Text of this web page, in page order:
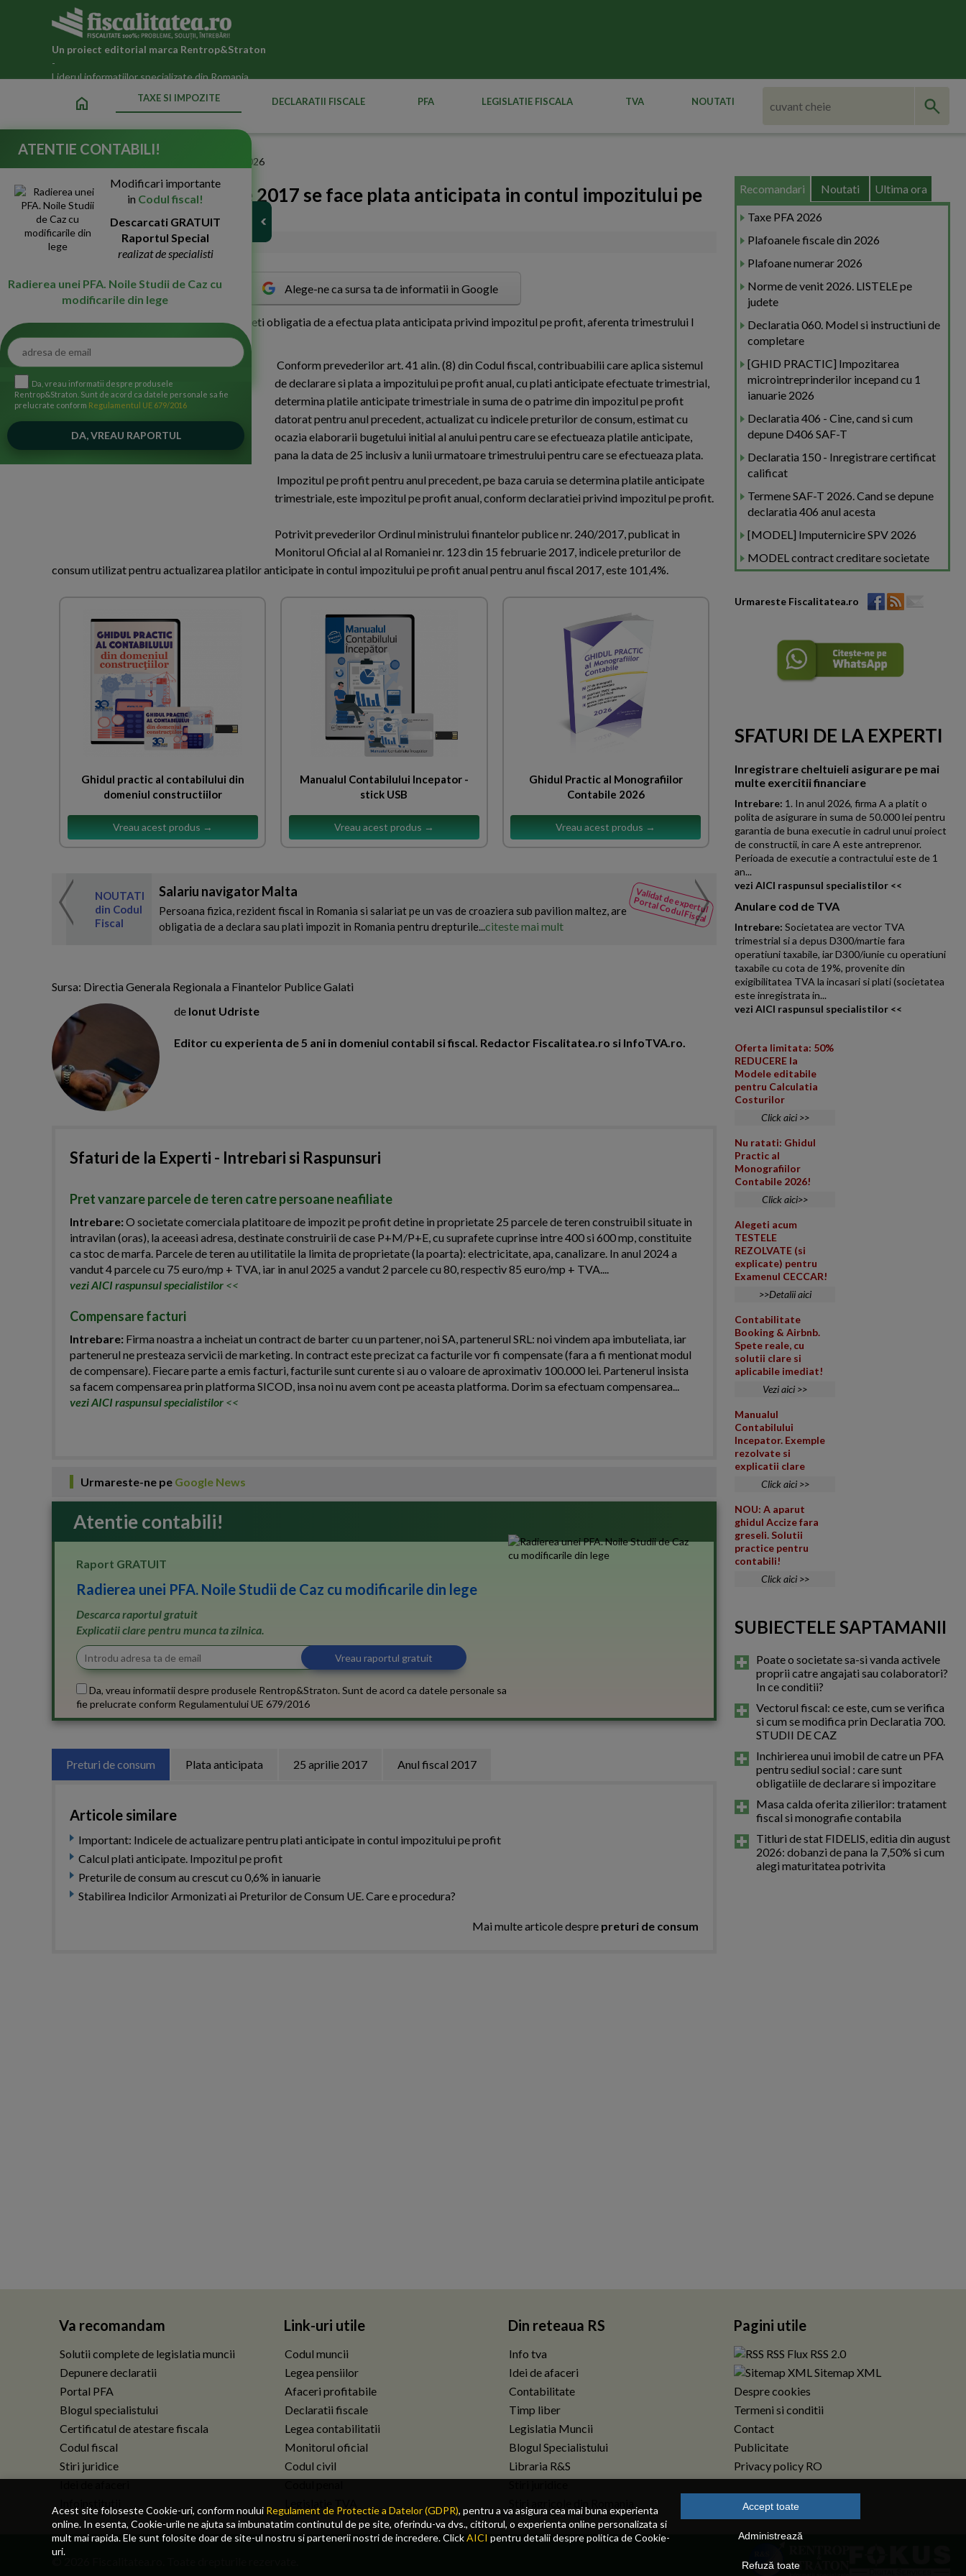
Acest site foloseste Cookie-uri, conform noului Regulament de Protectie a Datelor (GDPR), pentru a va asigura cea mai buna experienta
online. In esenta, Cookie-urile ne ajuta sa imbunatatim continutul de pe site, oferindu-va dvs., cititorul, o experienta online personalizata si
mult mai rapida. Ele sunt folosite doar de site-ul nostru si partenerii nostri de incredere. ClickAICI pentru detalii despre politica de Cookie-
uri.
Accept toate
Administrează
Refuză toate
Un proiect editorial marca Rentrop&Straton
-
Liderul informatiilor specializate din Romania
home TAXE SI IMPOZITE DECLARATII FISCALE PFA LEGISLATIE FISCALA TVA NOUTATI
Taxe si impozite datorate statului in 2026
ANAF: Pana la 25 aprilie 2017 se face plata anticipata in contul impozitului pe
profit anual
04-Apr-2017 2115
Alege-ne ca sursa ta de informatii in Google
Va informam ca, pana marti, 25 aprilie, aveti obligatia de a efectua plata anticipata privind impozitul pe profit, aferenta trimestrului I
2017.
Conform prevederilor art. 41 alin. (8) din Codul fiscal, contribuabilii care aplica sistemul
de declarare si plata a impozitului pe profit anual, cu plati anticipate efectuate trimestrial,
determina platile anticipate trimestriale in suma de o patrime din impozitul pe profit
datorat pentru anul precedent, actualizat cu indicele preturilor de consum, estimat cu
ocazia elaborarii bugetului initial al anului pentru care se efectueaza platile anticipate,
pana la data de 25 inclusiv a lunii urmatoare trimestrului pentru care se efectueaza plata.
Impozitul pe profit pentru anul precedent, pe baza caruia se determina platile anticipate
trimestriale, este impozitul pe profit anual, conform declaratiei privind impozitul pe profit.
Potrivit prevederilor Ordinul ministrului finantelor publice nr. 240/2017, publicat in
Monitorul Oficial al al Romaniei nr. 123 din 15 februarie 2017, indicele preturilor de
consum utilizat pentru actualizarea platilor anticipate in contul impozitului pe profit anual pentru anul fiscal 2017, este 101,4%.
Ghidul practic al contabilului din
domeniul constructiilor
Vreau acest produs →
Manualul Contabilului Incepator -
stick USB
Vreau acest produs →
Ghidul Practic al Monografiilor
Contabile 2026
Vreau acest produs →
NOUTATI
din Codul
Fiscal
Validat de expertul
Portal Codul Fiscal
Salariu navigator Malta
Persoana fizica, rezident fiscal in Romania si salariat pe un vas de croaziera sub pavilion maltez, are
obligatia de a declara sau plati impozit in Romania pentru drepturile...citeste mai mult
din Codul
Fiscal
Imprumut societatie.
In situatia in care exista
aproba acordarea unei
Sursa: Directia Generala Regionala a Finantelor Publice Galati
de Ionut Udriste
Editor cu experienta de 5 ani in domeniul contabil si fiscal. Redactor Fiscalitatea.ro si InfoTVA.ro.
Sfaturi de la Experti - Intrebari si Raspunsuri
Pret vanzare parcele de teren catre persoane neafiliate
Intrebare:O societate comerciala platitoare de impozit pe profit detine in proprietate 25 parcele de teren construibil situate in
intravilan (oras), la aceeasi adresa, destinate construirii de case P+M/P+E, cu suprafete cuprinse intre 400 si 600 mp, constituite
ca stoc de marfa. Parcele de teren au utilitatile la limita de proprietate (la poarta): electricitate, apa, canalizare. In anul 2024 a
vandut 4 parcele cu 75 euro/mp + TVA, iar in anul 2025 a vandut 2 parcele cu 80, respectiv 85 euro/mp + TVA....
vezi AICI raspunsul specialistilor <<
Compensare facturi
Intrebare: Firma noastra a incheiat un contract de barter cu un partener, noi SA, partenerul SRL: noi vindem apa imbuteliata, iar
partenerul ne presteaza servicii de marketing. In contract este precizat ca facturile vor fi compensate (fara a fi mentionat modul
de compensare). Fiecare parte a emis facturi, facturile sunt curente si au o valoare de aproximativ 100.000 lei. Partenerul insista
sa facem compensarea prin platforma SICOD, insa noi nu avem cont pe aceasta platforma. Dorim sa efectuam compensarea...
vezi AICI raspunsul specialistilor <<
Urmareste-ne pe Google News
Atentie contabili!
Raport GRATUIT
Radierea unei PFA. Noile Studii de Caz cu modificarile din lege
Descarca raportul gratuit
Explicatii clare pentru munca ta zilnica.
Da, vreau informatii despre produsele Rentrop&Straton. Sunt de acord ca datele personale sa
fie prelucrate conform Regulamentului UE 679/2016
Preturi de consum Plata anticipata 25 aprilie 2017 Anul fiscal 2017
Articole similare
Important: Indicele de actualizare pentru plati anticipate in contul impozitului pe profit
Calcul plati anticipate. Impozitul pe profit
Preturile de consum au crescut cu 0,6% in ianuarie
Stabilirea Indicilor Armonizati ai Preturilor de Consum UE. Care e procedura?
Mai multe articole despre preturi de consum
Recomandari Noutati Ultima ora
Taxe PFA 2026
Plafoanele fiscale din 2026
Plafoane numerar 2026
Norme de venit 2026. LISTELE pe
judete
Declaratia 060. Model si instructiuni de
completare
[GHID PRACTIC] Impozitarea
microintreprinderilor incepand cu 1
ianuarie 2026
Declaratia 406 - Cine, cand si cum
depune D406 SAF-T
Declaratia 150 - Inregistrare certificat
calificat
Termene SAF-T 2026. Cand se depune
declaratia 406 anul acesta
[MODEL] Imputernicire SPV 2026
MODEL contract creditare societate
Urmareste Fiscalitatea.ro
SFATURI DE LA EXPERTI
Inregistrare cheltuieli asigurare pe mai
multe exercitii financiare
Intrebare: 1. In anul 2026, firma A a platit o
polita de asigurare in suma de 50.000 lei pentru
garantia de buna executie in cadrul unui proiect
de constructii, in care A este antreprenor.
Perioada de executie a contractului este de 1
an...
vezi AICI raspunsul specialistilor <<
Anulare cod de TVA
Intrebare: Societatea are vector TVA
trimestrial si a depus D300/martie fara
operatiuni taxabile, iar D300/iunie cu operatiuni
taxabile cu cota de 19%, provenite din
exigibilitatea TVA la incasari si plati (societatea
este inregistrata in...
vezi AICI raspunsul specialistilor <<
Oferta limitata: 50%
REDUCERE la
Modele editabile
pentru Calculatia
Costurilor
Click aici >>
Nu ratati: Ghidul
Practic al
Monografiilor
Contabile 2026!
Click aici>>
Alegeti acum
TESTELE
REZOLVATE (si
explicate) pentru
Examenul CECCAR!
>>Detalii aici
Contabilitate
Booking & Airbnb.
Spete reale, cu
solutii clare si
aplicabile imediat!
Vezi aici >>
Manualul
Contabilului
Incepator. Exemple
rezolvate si
explicatii clare
Click aici >>
NOU: A aparut
ghidul Accize fara
greseli. Solutii
practice pentru
contabili!
Click aici >>
SUBIECTELE SAPTAMANII
Poate o societate sa-si vanda activele
proprii catre angajati sau colaboratori?
In ce conditii?
Vectorul fiscal: ce este, cum se verifica
si cum se modifica prin Declaratia 700.
STUDII DE CAZ
Inchirierea unui imobil de catre un PFA
pentru sediul social : care sunt
obligatiile de declarare si impozitare
Masa calda oferita zilierilor: tratament
fiscal si monografie contabila
Titluri de stat FIDELIS, editia din august
2026: dobanzi de pana la 7,50% si cum
alegi maturitatea potrivita
ATENTIE CONTABILI!
Modificari importante
in Codul fiscal!
Descarcati GRATUIT
Raportul Special
realizat de specialisti
Radierea unei PFA. Noile Studii de Caz cu
modificarile din lege
Da, vreau informatii despre produsele
Rentrop&Straton. Sunt de acord ca datele personale sa fie
prelucrate conform Regulamentul UE 679/2016
Va recomandam
Solutii complete de legislatia muncii
Depunere declaratii
Portal PFA
Blogul specialistului
Certificatul de atestare fiscala
Codul fiscal
Stiri juridice
Link-uri utile
Codul muncii
Legea pensiilor
Afaceri profitabile
Declaratii fiscale
Legea contabilitatii
Monitorul oficial
Codul civil
Din reteaua RS
Info tva
Idei de afaceri
Contabilitate
Timp liber
Legislatia Muncii
Blogul Specialistului
Libraria R&S
Pagini utile
RSS Flux RSS 2.0
Sitemap XML
Despre cookies
Termeni si conditii
Contact
Publicitate
Privacy policy RO